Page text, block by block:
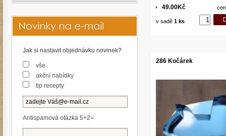
49.00Kč
v sadě 1 ks
286 Kočárek
Jak si nastavit objednávku novinek?
vše
akční nabídky
tip recepty
Antispamová otázka 5+2=